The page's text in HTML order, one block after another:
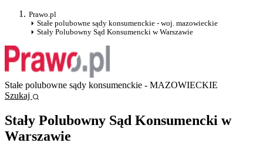
Prawo.pl
Stałe polubowne sądy konsumenckie - woj. mazowieckie
Stały Polubowny Sąd Konsumencki w Warszawie
Stałe polubowne sądy konsumenckie - MAZOWIECKIE
Szukaj
Stały Polubowny Sąd Konsumencki w
Warszawie